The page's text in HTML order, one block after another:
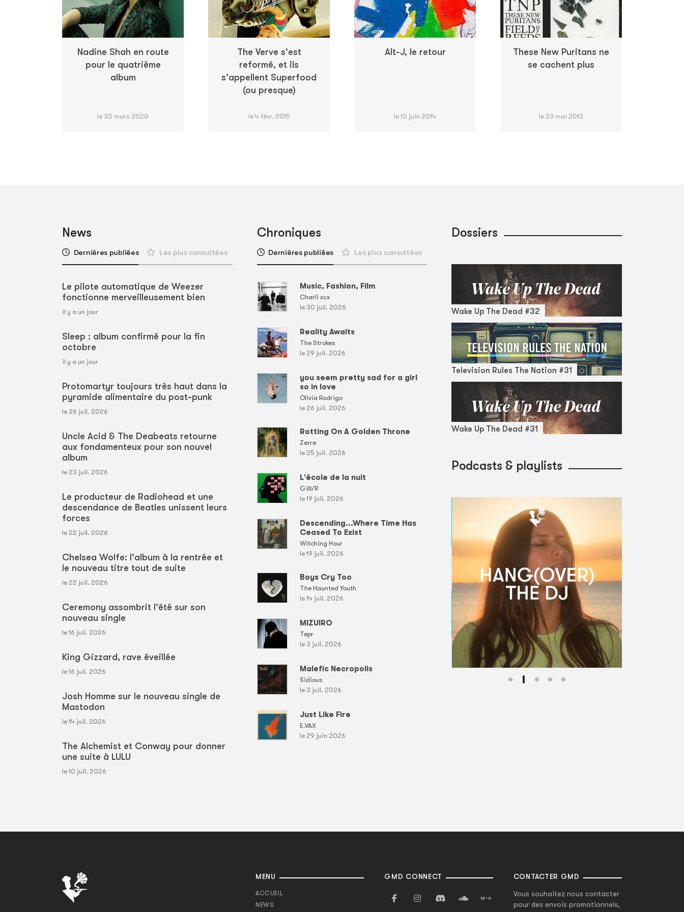
Nadine Shah en route
pour le quatrième
album
le 30 mars 2020
The Verve s'est
reformé, et ils
s'appellent Superfood
(ou presque)
le 4 févr. 2015
Alt-J, le retour
le 10 juin 2014
These New Puritans ne
se cachent plus
le 23 mai 2013
News
Dernières publiées Les plus consultées
Le pilote automatique de Weezer
fonctionne merveilleusement bien
il y a un jour
Sleep : album confirmé pour la fin
octobre
il y a un jour
Protomartyr toujours très haut dans la
pyramide alimentaire du post-punk
le 26 juil. 2026
Uncle Acid & The Deabeats retourne
aux fondamenteux pour son nouvel
album
le 23 juil. 2026
Le producteur de Radiohead et une
descendance de Beatles unissent leurs
forces
le 22 juil. 2026
Chelsea Wolfe: l'album à la rentrée et
le nouveau titre tout de suite
le 22 juil. 2026
Ceremony assombrit l'été sur son
nouveau single
le 16 juil. 2026
King Gizzard, rave éveillée
le 16 juil. 2026
Josh Homme sur le nouveau single de
Mastodon
le 14 juil. 2026
The Alchemist et Conway pour donner
une suite à LULU
le 10 juil. 2026
Chroniques
Dernières publiées Les plus consultées
Music, Fashion, Film
Charli xcx
le 30 juil. 2026
Reality Awaits
The Strokes
le 29 juil. 2026
you seem pretty sad for a girl
so in love
Olivia Rodrigo
le 26 juil. 2026
Rotting On A Golden Throne
Zerre
le 25 juil. 2026
L'école de la nuit
Gilb'R
le 19 juil. 2026
Descending...Where Time Has
Ceased To Exist
Witching Hour
le 19 juil. 2026
Boys Cry Too
The Haunted Youth
le 14 juil. 2026
MIZUIRO
Tepr
le 3 juil. 2026
Malefic Necropolis
Sidious
le 3 juil. 2026
Just Like Fire
E.VAX
le 29 juin 2026
Dossiers
Wake Up The Dead #32
Television Rules The Nation #31
Wake Up The Dead #31
Podcasts & playlists
MENU
ACCUEIL
NEWS
GMD CONNECT CONTACTER GMD
Vous souhaitez nous contacter
pour des envois promotionnels,